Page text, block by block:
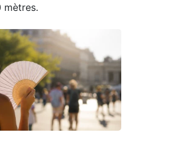
mètres.